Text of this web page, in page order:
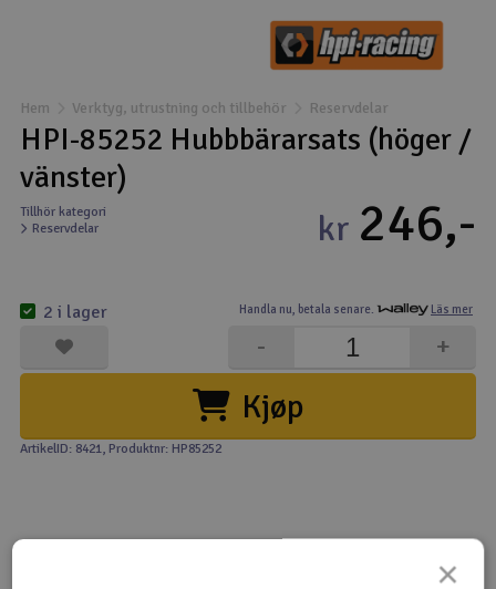
Drönare
Drönare för FPV
Flygplan
Kamerautrustning
Modellbygg- och byggsatser
Modelljärnväg
Outlet
Hem Verktyg, utrustning och tillbehör Reservdelar
HPI-85252 Hubbbärarsats (höger /
vänster)
Tillhör kategori
Reservdelar
Handla nu, betala senare. Läs mer
kr 246,-
Kjøp
+
-
2 i lager
ArtikelID: 8421, Produktnr: HP85252
×